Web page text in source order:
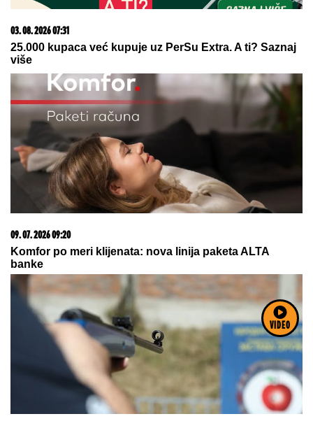
VIDEO
05. 08. 2026 06:45
Šta dete nasleđuje od oca, a šta od majke? Sve što
treba da znate o genetici
08. 08. 2026 21:30
Sinančević: "Želim u finale"